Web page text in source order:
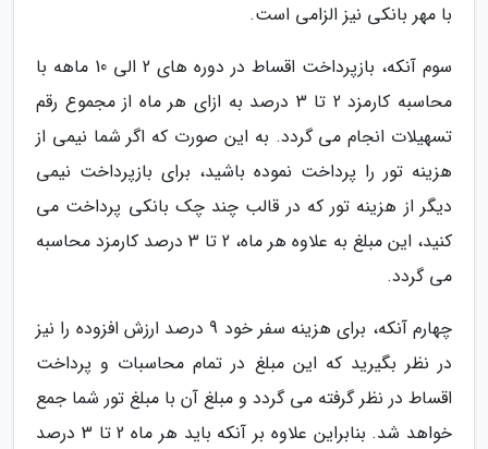
با مهر بانکی نیز الزامی است.
سوم آنکه، بازپرداخت اقساط در دوره های 2 الی 10 ماهه با
محاسبه کارمزد 2 تا 3 درصد به ازای هر ماه از مجموع رقم
تسهیلات انجام می گردد. به این صورت که اگر شما نیمی از
هزینه تور را پرداخت نموده باشید، برای بازپرداخت نیمی
دیگر از هزینه تور که در قالب چند چک بانکی پرداخت می
کنید، این مبلغ به علاوه هر ماه، 2 تا 3 درصد کارمزد محاسبه
می گردد.
چهارم آنکه، برای هزینه سفر خود 9 درصد ارزش افزوده را نیز
در نظر بگیرید که این مبلغ در تمام محاسبات و پرداخت
اقساط در نظر گرفته می گردد و مبلغ آن با مبلغ تور شما جمع
خواهد شد. بنابراین علاوه بر آنکه باید هر ماه 2 تا 3 درصد